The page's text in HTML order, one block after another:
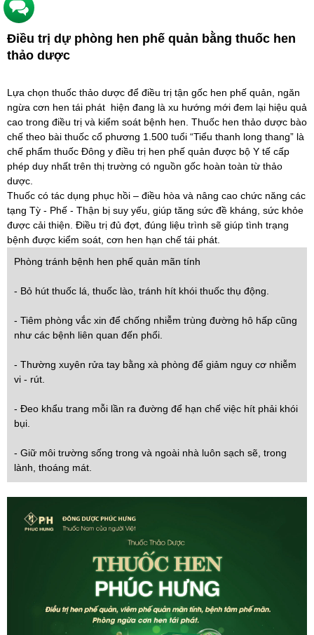
Điều trị dự phòng hen phế quản bằng thuốc hen
thảo dược
Lựa chọn thuốc thảo dược để điều trị tận gốc hen phế quản, ngăn
ngừa cơn hen tái phát hiện đang là xu hướng mới đem lại hiệu quả
cao trong điều trị và kiểm soát bệnh hen. Thuốc hen thảo dược bào
chế theo bài thuốc cổ phương 1.500 tuổi “Tiểu thanh long thang” là
chế phẩm thuốc Đông y điều trị hen phế quản được bộ Y tế cấp
phép duy nhất trên thị trường có nguồn gốc hoàn toàn từ thảo
dược.
Thuốc có tác dụng phục hồi – điều hòa và nâng cao chức năng các
tạng Tỳ - Phế - Thận bị suy yếu, giúp tăng sức đề kháng, sức khỏe
được cải thiện. Điều trị đủ đợt, đúng liệu trình sẽ giúp tình trạng
bệnh được kiểm soát, cơn hen hạn chế tái phát.
Phòng tránh bệnh hen phế quản mãn tính
- Bỏ hút thuốc lá, thuốc lào, tránh hít khói thuốc thụ động.
- Tiêm phòng vắc xin để chống nhiễm trùng đường hô hấp cũng
như các bệnh liên quan đến phổi.
- Thường xuyên rửa tay bằng xà phòng để giảm nguy cơ nhiễm
vi - rút.
- Đeo khẩu trang mỗi lần ra đường để hạn chế việc hít phải khói
bụi.
- Giữ môi trường sống trong và ngoài nhà luôn sạch sẽ, trong
lành, thoáng mát.